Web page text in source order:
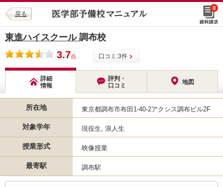
戻る
0
東進ハイスクール 調布校
3.7点 口コミ:3件
詳細
情報
評判・
口コミ
地図
所在地 東京都調布市布田1-40-2アクシス調布ビル2F
対象学年 現役生, 浪人生
授業形式 映像授業
最寄駅 調布駅